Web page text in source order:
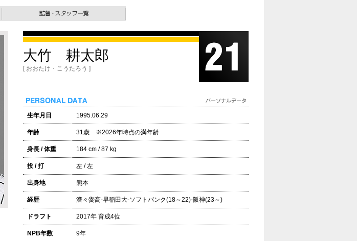
大竹 耕太郎
[ おおたけ・こうたろう ]
生年月日 1995.06.29
年齢 31歳 ※2026年時点の満年齢
身長 / 体重 184 cm / 87 kg
投 / 打 左 / 左
出身地 熊本
経歴 濟々黌高-早稲田大-ソフトバンク(18～22)-阪神(23～)
ドラフト 2017年 育成4位
NPB年数 9年